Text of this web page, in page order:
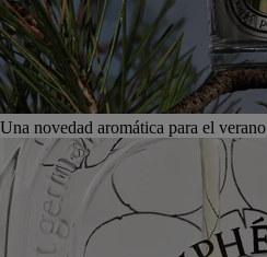
Una novedad aromática para el verano